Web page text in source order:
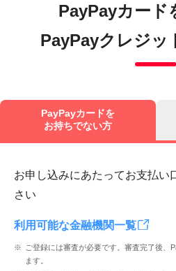
PayPayカード
PayPayクレジッ
PayPayカードを
お持ちでない方
お申し込みにあたってお支払い
さい
利用可能な金融機関一覧
ご登録には審査が必要です。審査完了後、
ます。